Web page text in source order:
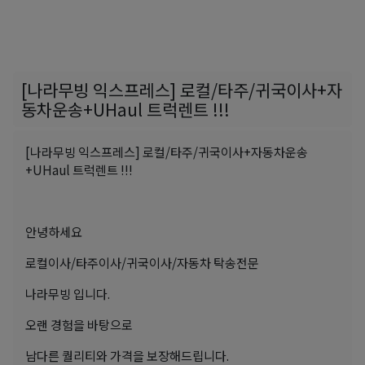
[나라무빙 익스프레스] 로컬/타주/귀국이사+자
동차운송+UHaul 트럭렌트 !!!
[나라무빙 익스프레스] 로컬/타주/귀국이사+자동차운송
+UHaul 트럭렌트 !!!
안녕하세요
로컬이사/타주이사/귀국이사/자동차 탁송전문
나라무빙 입니다.
오랜 경험을 바탕으로
남다른 퀄리티와 가격을 보장해드립니다.